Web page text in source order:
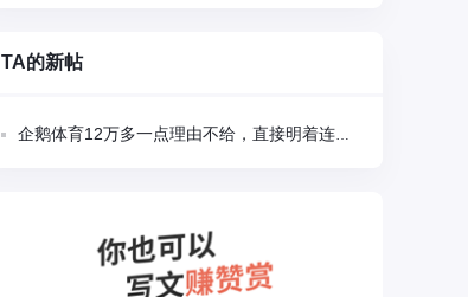
TA的新帖
企鹅体育12万多一点理由不给，直接明着连本都一起黑了